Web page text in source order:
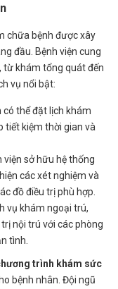
chữa bệnh được xây
đầu. Bệnh viện cung
từ khám tổng quát đến
vụ nổi bật:
có thể đặt lịch khám
tiết kiệm thời gian và
viện sở hữu hệ thống
các xét nghiệm và
đồ điều trị phù hợp.
vụ khám ngoại trú,
nội trú với các phòng
tình.
trình khám sức
bệnh nhân. Đội ngũ